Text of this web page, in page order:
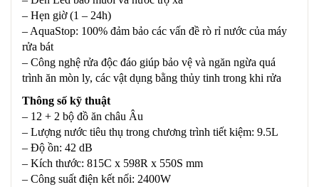
– Hẹn giờ (1 – 24h)
– AquaStop: 100% đảm bảo các vấn đề rò rỉ nước của máy
rửa bát
– Công nghệ rửa độc đáo giúp bảo vệ và ngăn ngừa quá
trình ăn mòn ly, các vật dụng bằng thủy tinh trong khi rửa
Thông số kỹ thuật
– 12 + 2 bộ đồ ăn châu Âu
– Lượng nước tiêu thụ trong chương trình tiết kiệm: 9.5L
– Độ ồn: 42 dB
– Kích thước: 815C x 598R x 550S mm
– Công suất điện kết nối: 2400W